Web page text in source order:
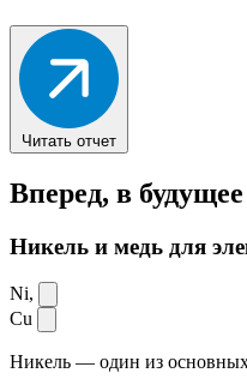
Читать отчет
Вперед, в будущее
Никель и медь для
Ni,
Cu
Никель — один из